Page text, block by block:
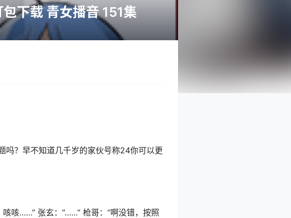
下载 青女播音 151集
吗？早不知道几千岁的家伙号称24你可以更
咳……” 张玄：“……” 枪哥：“啊没错，按照